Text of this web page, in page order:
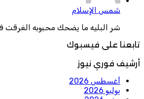
شمس الإسلام
شر البليه ما يضحك محبوبه الغرقت
تابعنا على فيسبوك
أرشيف فوري نيوز
أغسطس 2026
يوليو 2026